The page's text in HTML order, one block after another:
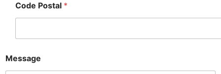
Code Postal *
Message